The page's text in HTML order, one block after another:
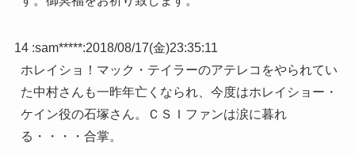
14 :sam*****:2018/08/17(金)23:35:11
ホレイショ！マック・テイラーのアテレコをやられてい
た中村さんも一昨年亡くなられ、今度はホレイショー・
ケイン役の石塚さん。ＣＳＩファンは涙に暮れ
る・・・・合掌。